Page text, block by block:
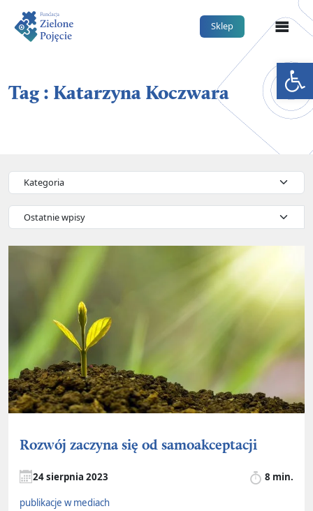
Sklep
Tag : Katarzyna Koczwara
Kategorie
Rozwój zaczyna się od samoakceptacji
24 sierpnia 2023 8 min.
publikacje w mediach